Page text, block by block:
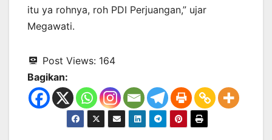
itu ya rohnya, roh PDI Perjuangan,” ujar
Megawati.
Post Views: 164
Bagikan: